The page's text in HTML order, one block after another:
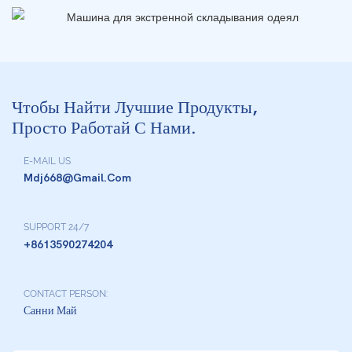
Чтобы Найти Лучшие Продукты,
Просто Работай С Нами.
E-MAIL US
Mdj668@gmail.com
SUPPORT 24/7
+8613590274204
CONTACT PERSON:
Санни Май